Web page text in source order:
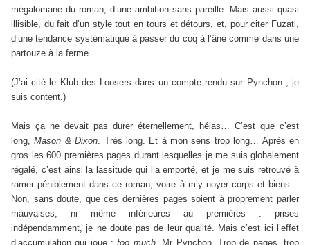
mégalomane du roman, d’une ambition sans pareille. Mais aussi quasi
illisible, du fait d’un style tout en tours et détours, et, pour citer Fuzati,
d’une tendance systématique à passer du coq à l’âne comme dans une
partouze à la ferme.
(J’ai cité le Klub des Loosers dans un compte rendu sur Pynchon ; je
suis content.)
Mais ça ne devait pas durer éternellement, hélas… C’est que c’est
long,Mason & Dixon . Très long. Et à mon sens trop long… Après en
gros les 600 premières pages durant lesquelles je me suis globalement
régalé, c’est ainsi la lassitude qui l’a emporté, et je me suis retrouvé à
ramer péniblement dans ce roman, voire à m’y noyer corps et biens…
Non, sans doute, que ces dernières pages soient à proprement parler
mauvaises, ni même inférieures au premières : prises
indépendamment, je ne doute pas de leur qualité. Mais c’est ici l’effet
d’accumulation qui joue :too much, Mr Pynchon. Trop de pages, trop